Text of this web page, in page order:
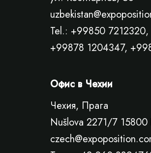
Tel.: +99850 7212320,
+99878 1204347,
Офис в Чехии
Чехия, Прага
Nušlova 2271/7 15800